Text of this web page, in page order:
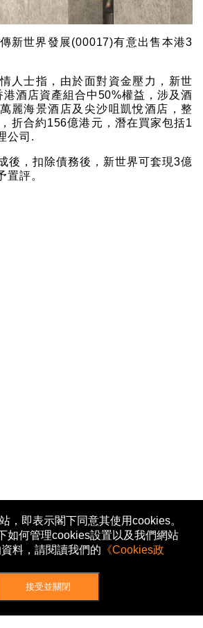
新世界發展(00017)有意出售本港3
人士指，由於面對資金壓力，新世
酒店資產組合中50%權益，涉及酒
麗海景酒店及尖沙咀凱悅酒店，整
折合約156億港元，潛在買家包括1
公司.
後，扣除債務後，新世界可套現3億
置評。
，即表示閣下同意其使用cookies。
如何管理cookies設置以及我們網站
料，請閱讀我們的 《Cookies政
接受並關閉